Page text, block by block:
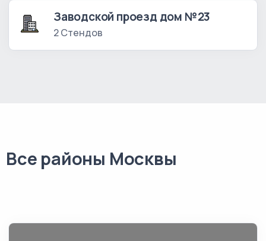
Заводской проезд дом №23
2 Стендов
Все районы Москвы